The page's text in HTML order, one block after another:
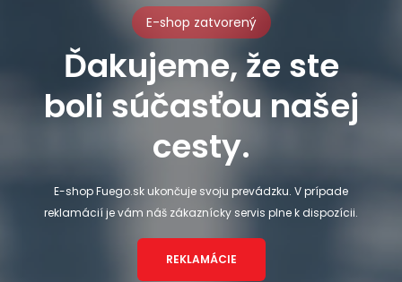
E-shop zatvorený
Ďakujeme, že ste
boli súčasťou našej
cesty.
E-shop Fuego.sk ukončuje svoju prevádzku. V prípade
reklamácií je vám náš zákaznícky servis plne k dispozícii.
REKLAMÁCIE